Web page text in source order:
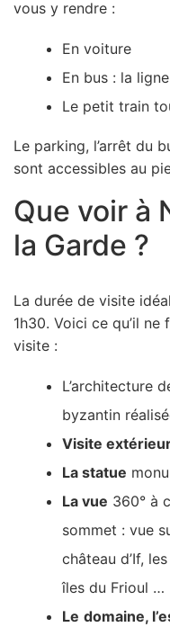
vous y rendre :
En voiture
En bus : la
Le petit train
Le parking, l’arrêt du
sont accessibles au
Que voir à
la Garde ?
La durée de visite
1h30. Voici ce qu’il
visite :
L’architecture
byzantin
Visite
La statue
La vue 360° à
sommet : vue
château d’If,
îles du Frioul …
Le domaine,